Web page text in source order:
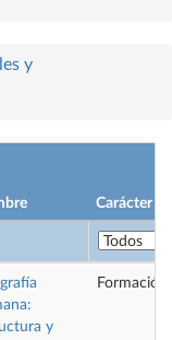
y
Carácter
y
Formación